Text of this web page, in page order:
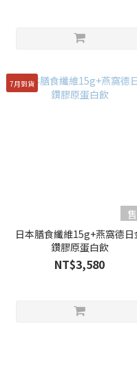
7月到貨
日本膳食纖維15g+燕窩德日
鑽膠原蛋白飲
NT$3,580